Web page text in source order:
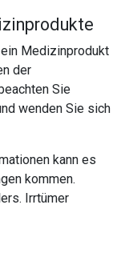
Medizinprodukt
der
Sie
wenden Sie sich
kann es
kommen.
Irrtümer